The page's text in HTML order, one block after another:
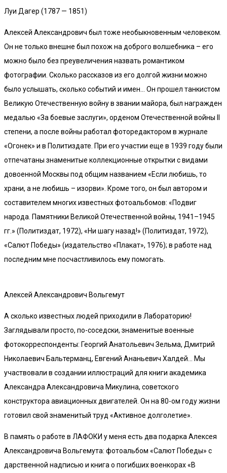
Луи Дагер (1787 — 1851)
Алексей Александрович был тоже необыкновенным человеком.
Он не только внешне был похож на доброго волшебника – его
можно было без преувеличения назвать романтиком
фотографии. Сколько рассказов из его долгой жизни можно
было услышать, сколько событий и имен… Он прошел танкистом
Великую Отечественную войну в звании майора, был награжден
медалью «За боевые заслуги», орденом Отечественной войны II
степени, а после войны работал фоторедактором в журнале
«Огонек» и в Политиздате. При его участии еще в 1939 году были
отпечатаны знаменитые коллекционные открытки с видами
довоенной Москвы под общим названием «Если любишь, то
храни, а не любишь – изорви». Кроме того, он был автором и
составителем многих известных фотоальбомов: «Подвиг
народа. Памятники Великой Отечественной войны, 1941–1945
гг.» (Политиздат, 1972), «Ни шагу назад!» (Политиздат, 1972),
«Салют Победы» (издательство «Плакат», 1976); в работе над
последним мне посчастливилось ему помогать.
Алексей Александрович Вольгемут
А сколько известных людей приходили в Лабораторию!
Заглядывали просто, по-соседски, знаменитые военные
фотокорреспонденты: Георгий Анатольевич Зельма, Дмитрий
Николаевич Бальтерманц, Евгений Ананьевич Халдей… Мы
участвовали в создании иллюстраций для книги академика
Александра Александровича Микулина, советского
конструктора авиационных двигателей. Он на 80-ом году жизни
готовил свой знаменитый труд «Активное долголетие».
В память о работе в ЛАФОКИ у меня есть два подарка Алексея
Александровича Вольгемута: фотоальбом «Салют Победы» с
дарственной надписью и книга о погибших военкорах «В